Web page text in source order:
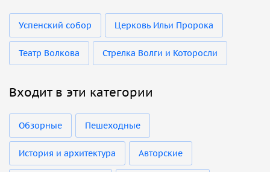
Успенский собор Церковь Ильи Пророка
Театр Волкова Стрелка Волги и Которосли
Входит в эти категории
Обзорные Пешеходные
История и архитектура Авторские